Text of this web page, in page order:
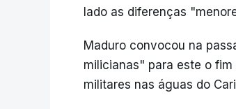
lado as diferenças
Maduro convocou na
milicianas" para este o
militares nas águas do